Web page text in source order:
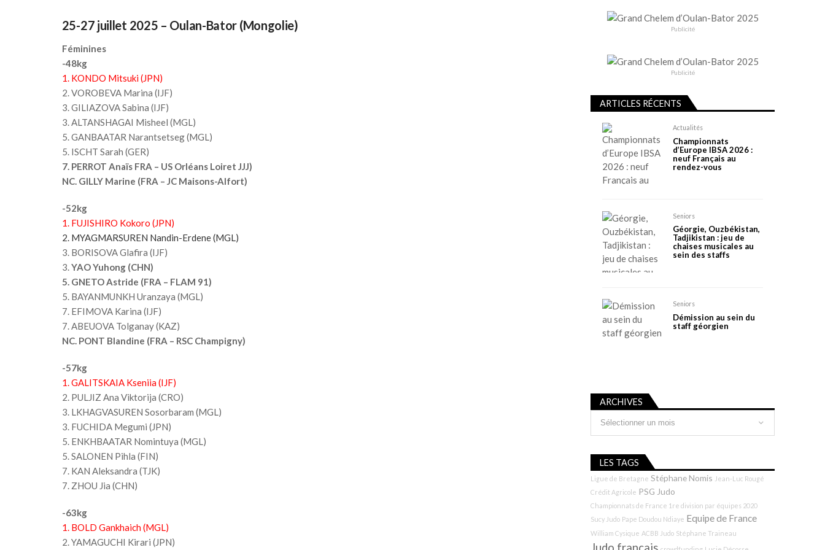
25-27 juillet 2025 – Oulan-Bator (Mongolie)
Féminines
-48kg
1. KONDO Mitsuki (JPN)
2. VOROBEVA Marina (IJF)
3. GILIAZOVA Sabina (IJF)
3. ALTANSHAGAI Misheel (MGL)
5. GANBAATAR Narantsetseg (MGL)
5. ISCHT Sarah (GER)
7. PERROT Anaïs FRA – US Orléans Loiret JJJ)
NC. GILLY Marine (FRA – JC Maisons-Alfort)
-52kg
1. FUJISHIRO Kokoro (JPN)
2. MYAGMARSUREN Nandin-Erdene (MGL)
3. BORISOVA Glafira (IJF)
3.YAO Yuhong (CHN)
5. GNETO Astride (FRA – FLAM 91)
5. BAYANMUNKH Uranzaya (MGL)
7. EFIMOVA Karina (IJF)
7. ABEUOVA Tolganay (KAZ)
NC. PONT Blandine (FRA – RSC Champigny)
-57kg
1. GALITSKAIA Kseniia (IJF)
2. PULJIZ Ana Viktorija (CRO)
3. LKHAGVASUREN Sosorbaram (MGL)
3. FUCHIDA Megumi (JPN)
5. ENKHBAATAR Nomintuya (MGL)
5. SALONEN Pihla (FIN)
7. KAN Aleksandra (TJK)
7. ZHOU Jia (CHN)
-63kg
1. BOLD Gankhaich (MGL)
2. YAMAGUCHI Kirari (JPN)
Publicité
Publicité
ARTICLES RÉCENTS
Actualités
Championnats
d’Europe IBSA 2026 :
neuf Français au
rendez-vous
Seniors
Géorgie, Ouzbékistan,
Tadjikistan : jeu de
chaises musicales au
sein des staffs
Seniors
Démission au sein du
staff géorgien
ARCHIVES
LES TAGS
Ligue de Bretagne Stéphane Nomis Jean-Luc Rougé
Crédit Agricole PSG Judo
Championnats de France 1re division par équipes 2020
Sucy Judo Pape Doudou Ndiaye Equipe de France
William Cysique ACBB Judo Stéphane Traineau